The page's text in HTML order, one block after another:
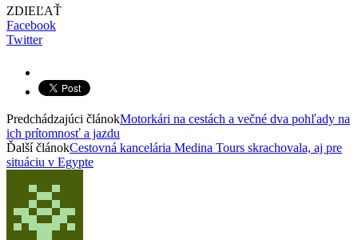
ZDIEĽAŤ
Facebook
Twitter
Predchádzajúci článokMotorkári na cestách a večné dva pohľady na
ich prítomnosť a jazdu
Ďalší článokCestovná kancelária Medina Tours skrachovala, aj pre
situáciu v Egypte